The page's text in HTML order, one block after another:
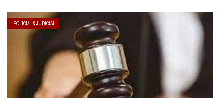
POLICIAL & JUDICIAL